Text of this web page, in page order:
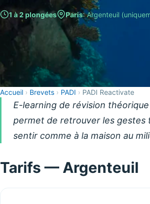
1 à 2 plongées Paris: Argenteuil
Accueil › Brevets › PADI › PADI Reactivate
E-learning de révision
permet de retrouver les gestes
sentir comme à la maison au
Tarifs — Argenteuil